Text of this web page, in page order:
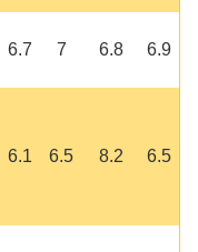
6.7 7 6.8 6.9
6.1 6.5 8.2 6.5